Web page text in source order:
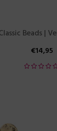
Beads |
€14,95